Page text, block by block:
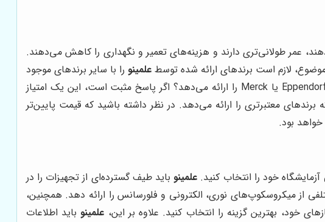
عمر طولانی‌تری دارند و هزینه‌های تعمیر و نگهداری را کاهش می‌دهند.
لازم است برندهای ارائه شده توسطعلمینو را با سایر برندهای موجود
تجهیزات کمپانی‌های معتبری مانند Eppendorf، Thermo Fisher Scientific یا Merck را ارائه می‌دهد؟ اگر پاسخ مثبت است، این یک امتیاز
معتبرتری را ارائه می‌دهد. در نظر داشته باشید که قیمت پایین‌تر
بود.
خود را انتخاب کنید. علمینوباید طیف گسترده‌ای از تجهیزات را در
از میکروسکوپ‌های نوری، الکترونی و فلورسانس را ارائه دهد. همچنین،
خود، بهترین گزینه را انتخاب کنید. علاوه بر این، علمینوباید اطلاعات